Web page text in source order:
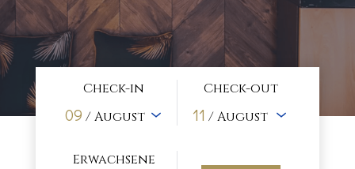
Check-in
09 / August
Check-out
11 / August
Erwachsene